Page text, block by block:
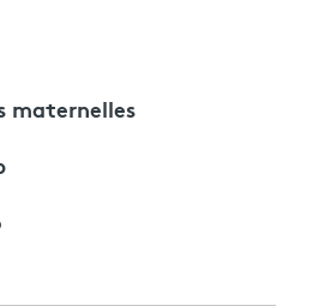
maternelles